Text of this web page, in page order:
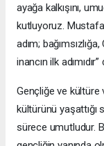
ayağa kalkışını,
kutluyoruz. Mustafa
adım;
inancın ilk adımıdır”
Gençliğe ve kültüre
kültürünü
sürece umutludur.